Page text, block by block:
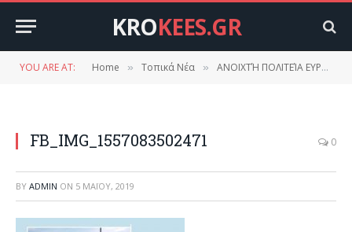
KROKEES.GR
YOU ARE AT: Home » Τοπικά Νέα » ΑΝΟΙΧΤΉ ΠΟΛΙΤΕΊΑ ΕΥΡΏΤΑ.
FB_IMG_1557083502471 0
BY ADMIN ON 5 ΜΑΪ́ΟΥ, 2019